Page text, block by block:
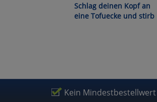
Schlag deinen Kopf an
eine Tofuecke und stirb
Kein Mindestbestellwert